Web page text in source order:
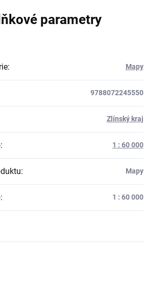
parametry
: Mapy
9788072245550
Zlínský kraj
: 1 : 60 000
: Mapy
: 1 : 60 000